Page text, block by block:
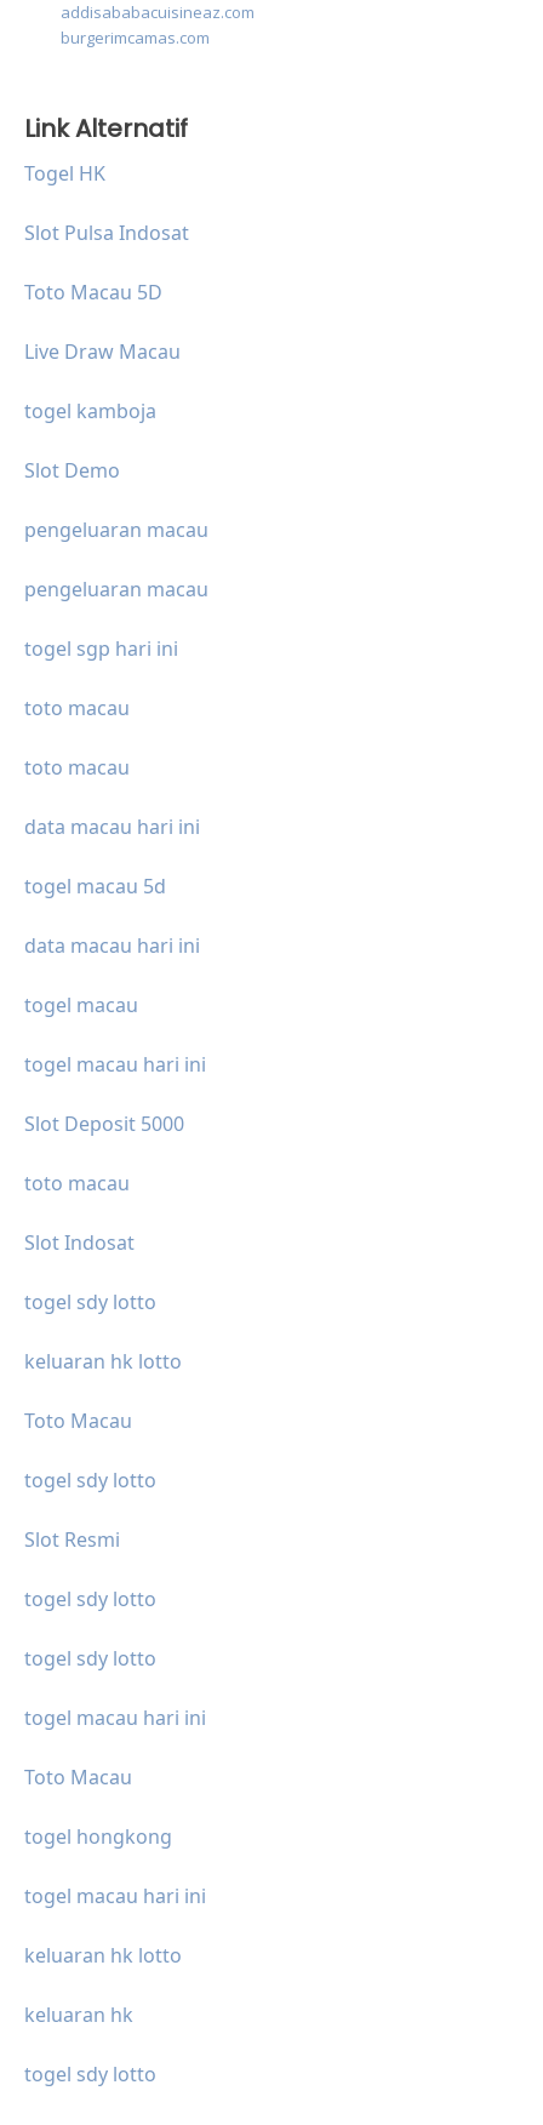
addisababacuisineaz.com
burgerimcamas.com
Link Alternatif
Togel HK
Slot Pulsa Indosat
Toto Macau 5D
Live Draw Macau
togel kamboja
Slot Demo
pengeluaran macau
pengeluaran macau
togel sgp hari ini
toto macau
toto macau
data macau hari ini
togel macau 5d
data macau hari ini
togel macau
togel macau hari ini
Slot Deposit 5000
toto macau
Slot Indosat
togel sdy lotto
keluaran hk lotto
Toto Macau
togel sdy lotto
Slot Resmi
togel sdy lotto
togel sdy lotto
togel macau hari ini
Toto Macau
togel hongkong
togel macau hari ini
keluaran hk lotto
keluaran hk
togel sdy lotto